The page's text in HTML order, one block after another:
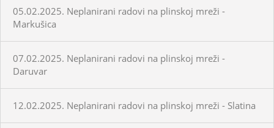
05.02.2025. Neplanirani radovi na plinskoj mreži -
Markušica
07.02.2025. Neplanirani radovi na plinskoj mreži -
Daruvar
12.02.2025. Neplanirani radovi na plinskoj mreži - Slatina